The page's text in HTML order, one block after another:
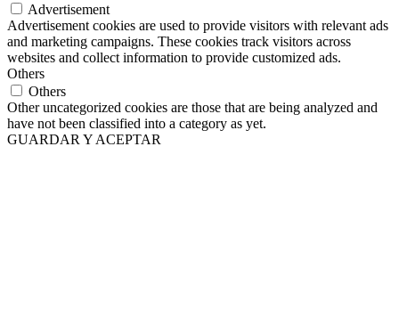
Advertisement
Advertisement cookies are used to provide visitors with relevant ads
and marketing campaigns. These cookies track visitors across
websites and collect information to provide customized ads.
Others
Others
Other uncategorized cookies are those that are being analyzed and
have not been classified into a category as yet.
GUARDAR Y ACEPTAR